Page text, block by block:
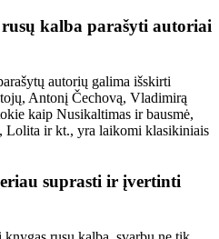
kalba parašyti autoriai
autorių galima išskirti
Antonį Čechovą, Vladimirą
kaip Nusikaltimas ir bausmė,
Lolita ir kt., yra laikomi klasikiniais
suprasti ir įvertinti